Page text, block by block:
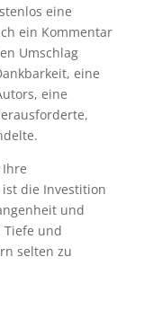
eine
ein Kommentar
Umschlag
eine
eine
die Investition
und
Tiefe und
selten zu